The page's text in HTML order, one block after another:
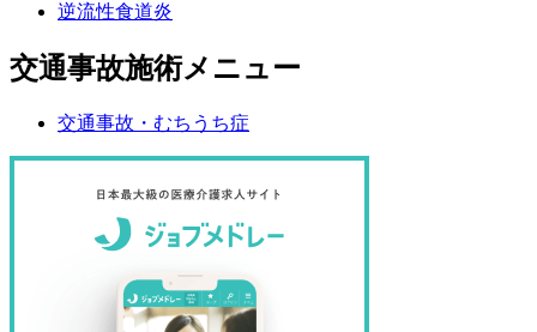
逆流性食道炎
交通事故施術メニュー
交通事故・むちうち症